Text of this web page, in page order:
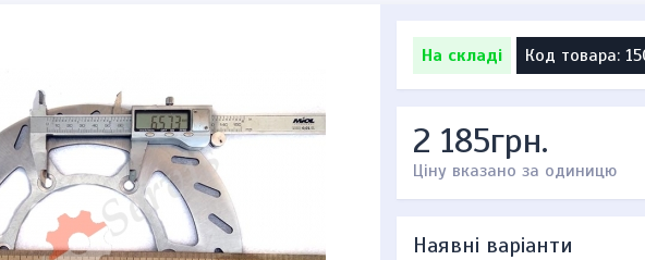
На складі Код товара:
2 185грн.
Ціну вказано за одиницю
Наявні варіанти